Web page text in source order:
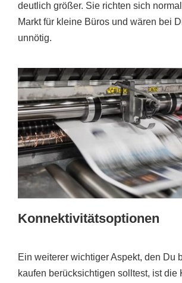
deutlich größer. Sie richten sich
Markt für kleine Büros und wären bei
unnötig.
Konnektivitätsoptionen
Ein weiterer wichtiger Aspekt, den Du
kaufen berücksichtigen solltest, ist die